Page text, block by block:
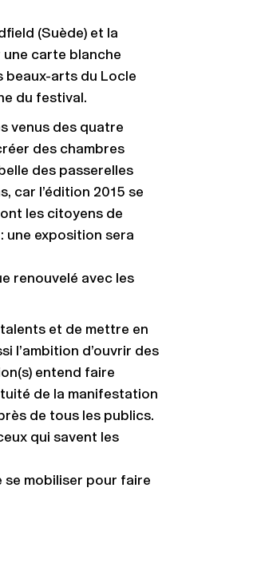
(Suède) et la
carte blanche
beaux-arts du Locle
du festival.
venus des quatre
des chambres
des passerelles
car l’édition 2015 se
les citoyens de
une exposition sera
renouvelé avec les
et de mettre en
l’ambition d’ouvrir des
entend faire
de la manifestation
de tous les publics.
qui savent les
se mobiliser pour faire